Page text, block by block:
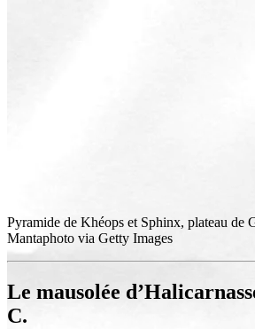
Pyramide de Khéops et Sphinx, plateau de
Mantaphoto via Getty Images
Le mausolée
C.